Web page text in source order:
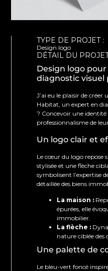
TYPE DE PROJET :
Design logo
DÉTAIL DU
Design logo
diagnostic
J’ai eu le plaisir de
Habitat, un expert en
? Concevoir une identité
professionnalisme de
Un logo clair et
Le cœur du logo repose
stylisée et une flèche
symbolisent l’expertise
détaillée des biens
La maison :
épurées, elle
immobilier.
La flèche :
nature ciblée des
Une palette de
Le bleu-vert foncé